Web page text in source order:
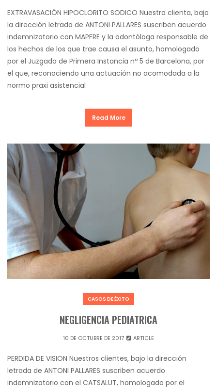
EXTRAVASACIÓN HIPOCLORITO SODICO Nuestra clienta, bajo
la dirección letrada de ANTONI PALLARES suscriben acuerdo
indemnizatorio con MAPFRE y la odontóloga responsable de
los hechos de los que trae causa el asunto, homologado
por el Juzgado de Primera Instancia nº 5 de Barcelona, por
el que, reconociendo una actuación no acomodada a la
normo praxi asistencial
Read More
CASOS DE ÉXITO
NEGLIGENCIA PEDIATRICA
10 DE OCTUBRE DE 2017 ARTICLE
PERDIDA DE VISION Nuestros clientes, bajo la dirección
letrada de ANTONI PALLARES suscriben acuerdo
indemnizatorio con el CATSALUT, homologado por el